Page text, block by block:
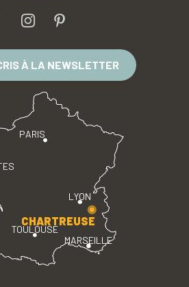
À LA NEWSLETTER
PARIS
LYON
TOULOUSE
MARSEILLE
CHARTREUSE